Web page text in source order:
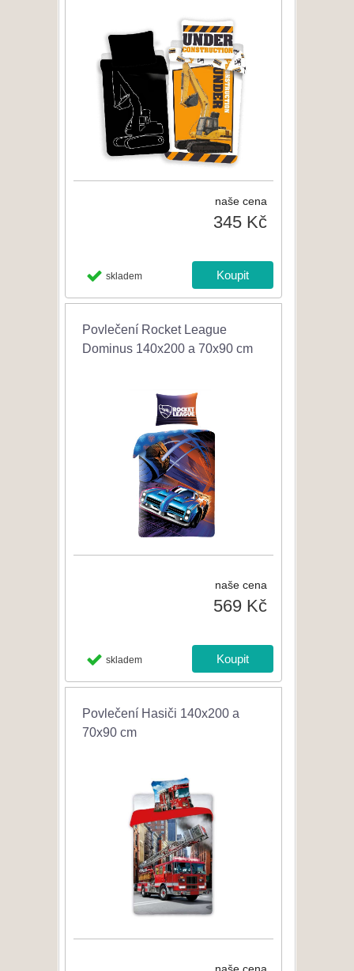
naše cena
345 Kč
skladem
Povlečení Rocket League
Dominus 140x200 a 70x90 cm
naše cena
569 Kč
skladem
Povlečení Hasiči 140x200 a
70x90 cm
naše cena